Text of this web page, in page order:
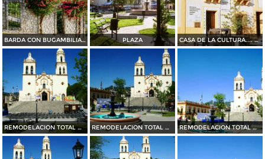
BARDA CON BUGAMBILIAS....35 mm PLAZA CASA DE LA CULTURA.... 35 mm
REMODELACION TOTAL DE PLAZA OCAMPO (2010) REMODELACION TOTAL DE PLAZA OCAMPO (2010) REMODELACION TOTAL DE PLAZA OCAMPO (2010)